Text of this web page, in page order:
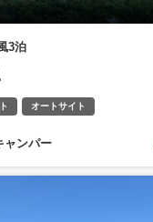
3泊
オートサイト
ャンパー